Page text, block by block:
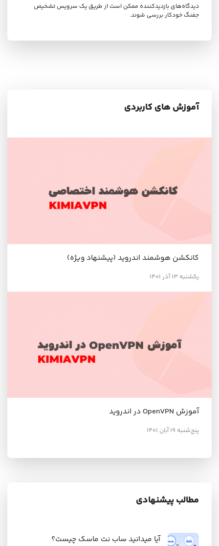
دیدگاه‌های بازدیدکننده ممکن است از طریق یک سرویس تشخیص
جفنگ خودکار بررسی شوند.
آموزش های کاربردی
کانکشن هوشمند اندروید (پیشنهاد ویژه)
یکشنبه ۱۳ آذر ۱۴۰۱
آموزش OpenVPN در اندروید
پنج‌شنبه ۱۹ آبان ۱۴۰۱
مطالب پیشنهادی
آیا میدانید ساب نت ماسک چیست؟